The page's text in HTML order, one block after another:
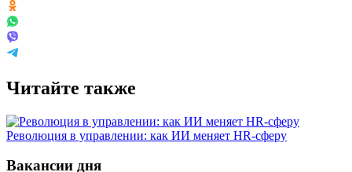
Читайте также
Революция в управлении: как ИИ меняет HR-сферу
Вакансии дня